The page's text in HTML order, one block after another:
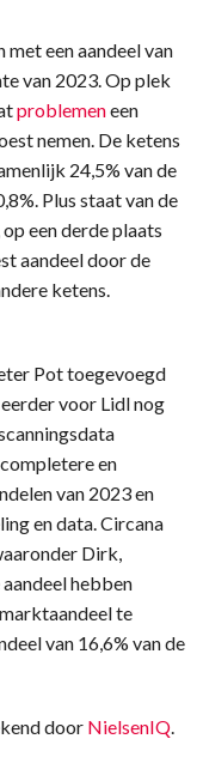
een aandeel van
van 2023. Op plek
problemeneen
nemen. De ketens
24,5% van de
Plus staat van de
een derde plaats
aandeel door de
ketens.
Pot toegevoegd
voor Lidl nog
en
van 2023 en
en data. Circana
Dirk,
hebben
te
van 16,6% van de
door NielsenIQ